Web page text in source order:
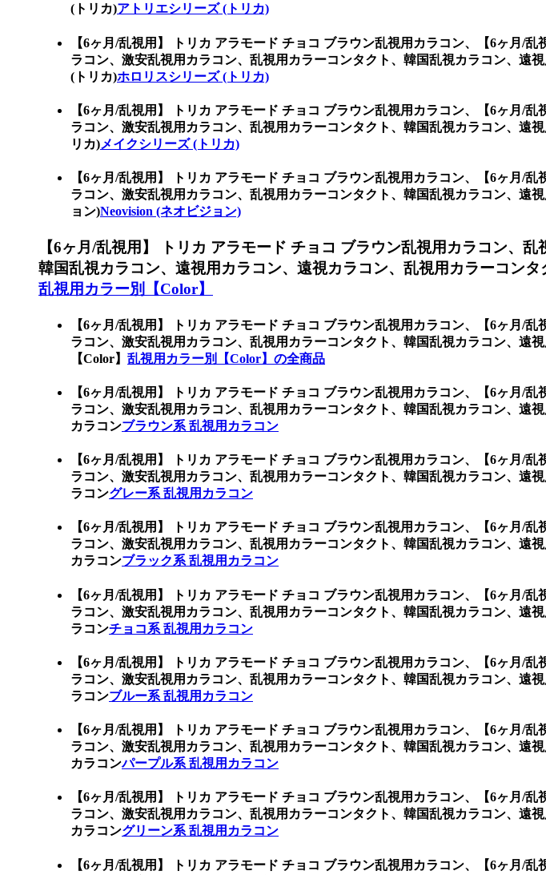
(トリカ)アトリエシリーズ (トリカ)
【6ヶ月/乱視用】 トリカ アラモード チョコ ブラウン乱視用カラコン、
【6ヶ月/
ラコン、激安乱視用カラコン、乱視用カラーコンタクト、韓国乱視カラコン、遠
(トリカ)ホロリスシリーズ (トリカ)
【6ヶ月/乱視用】 トリカ アラモード チョコ ブラウン乱視用カラコン、
【6ヶ月/
ラコン、激安乱視用カラコン、乱視用カラーコンタクト、韓国乱視カラコン、遠
リカ)メイクシリーズ (トリカ)
【6ヶ月/乱視用】 トリカ アラモード チョコ ブラウン乱視用カラコン、
【6ヶ月/
ラコン、激安乱視用カラコン、乱視用カラーコンタクト、韓国乱視カラコン、遠
ョン)Neovision (ネオビジョン)
【6ヶ月/乱視用】 トリカ アラモード チョコ ブラウン乱視用カラコン、 乱
韓国乱視カラコン、遠視用カラコン、遠視カラコン、乱視用カラーコン
乱視用カラー別【Color】
【6ヶ月/乱視用】 トリカ アラモード チョコ ブラウン乱視用カラコン、
【6ヶ月/
ラコン、激安乱視用カラコン、乱視用カラーコンタクト、韓国乱視カラコン、遠
【Color】 乱視用カラー別【Color】の全商品
【6ヶ月/乱視用】 トリカ アラモード チョコ ブラウン乱視用カラコン、
【6ヶ月/
ラコン、激安乱視用カラコン、乱視用カラーコンタクト、韓国乱視カラコン、遠
カラコンブラウン系 乱視用カラコン
【6ヶ月/乱視用】 トリカ アラモード チョコ ブラウン乱視用カラコン、
【6ヶ月/
ラコン、激安乱視用カラコン、乱視用カラーコンタクト、韓国乱視カラコン、遠
ラコングレー系 乱視用カラコン
【6ヶ月/乱視用】 トリカ アラモード チョコ ブラウン乱視用カラコン、
【6ヶ月/
ラコン、激安乱視用カラコン、乱視用カラーコンタクト、韓国乱視カラコン、遠
カラコンブラック系 乱視用カラコン
【6ヶ月/乱視用】 トリカ アラモード チョコ ブラウン乱視用カラコン、
【6ヶ月/
ラコン、激安乱視用カラコン、乱視用カラーコンタクト、韓国乱視カラコン、遠
ラコンチョコ系 乱視用カラコン
【6ヶ月/乱視用】 トリカ アラモード チョコ ブラウン乱視用カラコン、
【6ヶ月/
ラコン、激安乱視用カラコン、乱視用カラーコンタクト、韓国乱視カラコン、遠
ラコンブルー系 乱視用カラコン
【6ヶ月/乱視用】 トリカ アラモード チョコ ブラウン乱視用カラコン、
【6ヶ月/
ラコン、激安乱視用カラコン、乱視用カラーコンタクト、韓国乱視カラコン、遠
カラコンパープル系 乱視用カラコン
【6ヶ月/乱視用】 トリカ アラモード チョコ ブラウン乱視用カラコン、
【6ヶ月/
ラコン、激安乱視用カラコン、乱視用カラーコンタクト、韓国乱視カラコン、遠
カラコングリーン系 乱視用カラコン
【6ヶ月/乱視用】 トリカ アラモード チョコ ブラウン乱視用カラコン、
【6ヶ月/